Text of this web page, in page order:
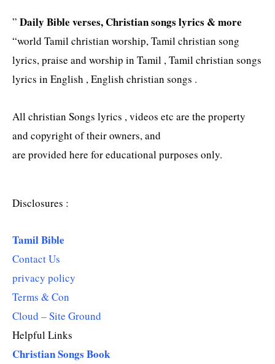
” Daily Bible verses, Christian songs lyrics & more
“world Tamil christian worship, Tamil christian song
lyrics, praise and worship in Tamil , Tamil christian songs
lyrics in English , English christian songs .
All christian Songs lyrics , videos etc are the property
and copyright of their owners, and
are provided here for educational purposes only.
Disclosures :
Tamil Bible
Contact Us
privacy policy
Terms & Con
Cloud – Site Ground
Helpful Links
Christian Songs Book